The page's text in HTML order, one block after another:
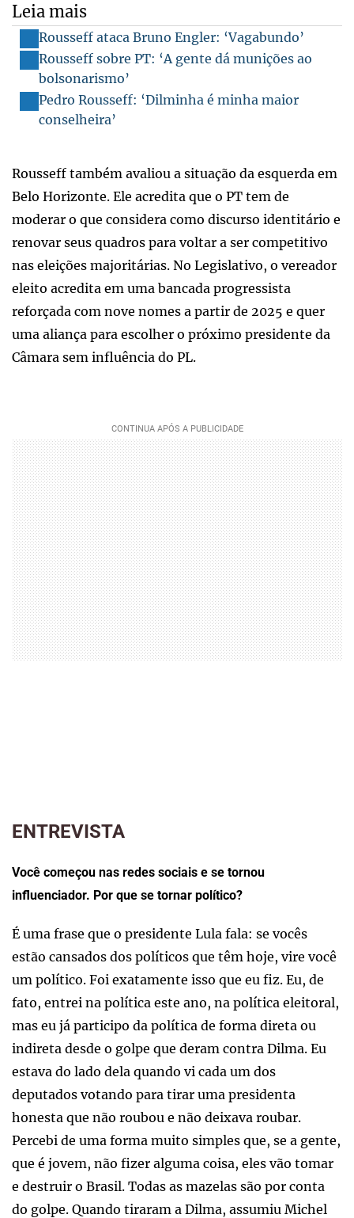
Leia mais
Rousseff ataca Bruno Engler: ‘Vagabundo’
Rousseff sobre PT: ‘A gente dá munições ao
bolsonarismo’
Pedro Rousseff: ‘Dilminha é minha maior
conselheira’
Rousseff também avaliou a situação da esquerda em
Belo Horizonte. Ele acredita que o PT tem de
moderar o que considera como discurso identitário e
renovar seus quadros para voltar a ser competitivo
nas eleições majoritárias. No Legislativo, o vereador
eleito acredita em uma bancada progressista
reforçada com nove nomes a partir de 2025 e quer
uma aliança para escolher o próximo presidente da
Câmara sem influência do PL.
ENTREVISTA
Você começou nas redes sociais e se tornou
influenciador. Por que se tornar político?
É uma frase que o presidente Lula fala: se vocês
estão cansados dos políticos que têm hoje, vire você
um político. Foi exatamente isso que eu fiz. Eu, de
fato, entrei na política este ano, na política eleitoral,
mas eu já participo da política de forma direta ou
indireta desde o golpe que deram contra Dilma. Eu
estava do lado dela quando vi cada um dos
deputados votando para tirar uma presidenta
honesta que não roubou e não deixava roubar.
Percebi de uma forma muito simples que, se a gente,
que é jovem, não fizer alguma coisa, eles vão tomar
e destruir o Brasil. Todas as mazelas são por conta
do golpe. Quando tiraram a Dilma, assumiu Michel